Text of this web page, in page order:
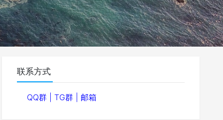
联系方式
QQ群 |TG群 邮箱